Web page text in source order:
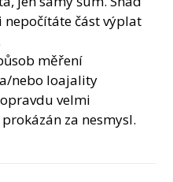
nepočítáte část výplat
měření
nebo loajality
velmi
za nesmysl.